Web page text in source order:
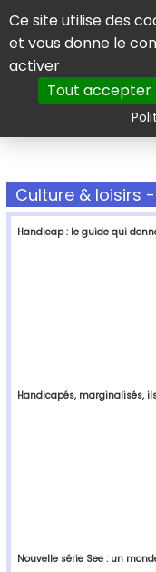
Panneau de gestion
Ce site utilise des
et vous donne le
activer
Tout accepter
Culture & loisirs
Handicap : le guide qui
Handicapés, marginalisés,
Nouvelle série See : un